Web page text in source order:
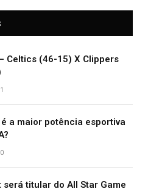
Celtics (46-15) X Clippers
a maior potência esportiva
será titular do All Star Game